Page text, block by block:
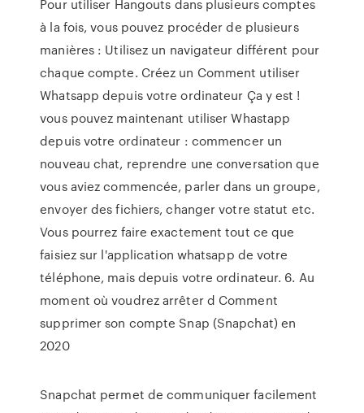
Pour utiliser Hangouts dans plusieurs comptes
à la fois, vous pouvez procéder de plusieurs
manières : Utilisez un navigateur différent pour
chaque compte. Créez un Comment utiliser
Whatsapp depuis votre ordinateur Ça y est !
vous pouvez maintenant utiliser Whastapp
depuis votre ordinateur : commencer un
nouveau chat, reprendre une conversation que
vous aviez commencée, parler dans un groupe,
envoyer des fichiers, changer votre statut etc.
Vous pourrez faire exactement tout ce que
faisiez sur l'application whatsapp de votre
téléphone, mais depuis votre ordinateur. 6. Au
moment où voudrez arrêter d Comment
supprimer son compte Snap (Snapchat) en
2020
Snapchat permet de communiquer facilement